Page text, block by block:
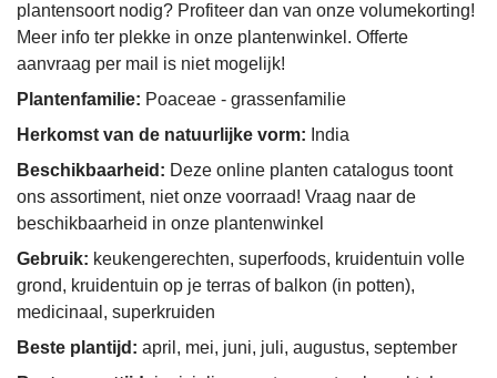
plantensoort nodig? Profiteer dan van onze volumekorting!
Meer info ter plekke in onze plantenwinkel. Offerte
aanvraag per mail is niet mogelijk!
Plantenfamilie: Poaceae - grassenfamilie
Herkomst van de natuurlijke vorm: India
Beschikbaarheid: Deze online planten catalogus toont
ons assortiment, niet onze voorraad! Vraag naar de
beschikbaarheid in onze plantenwinkel
Gebruik: keukengerechten, superfoods, kruidentuin volle
grond, kruidentuin op je terras of balkon (in potten),
medicinaal, superkruiden
Beste plantijd: april, mei, juni, juli, augustus, september